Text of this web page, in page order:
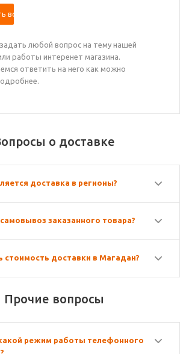
вопрос
любой вопрос на тему нашей
работы интеренет магазина.
ответить на него как можно
о доставке
доставка в регионы?
заказанного товара?
стоимость доставки в Магадан?
Прочие вопросы
режим работы телефонного